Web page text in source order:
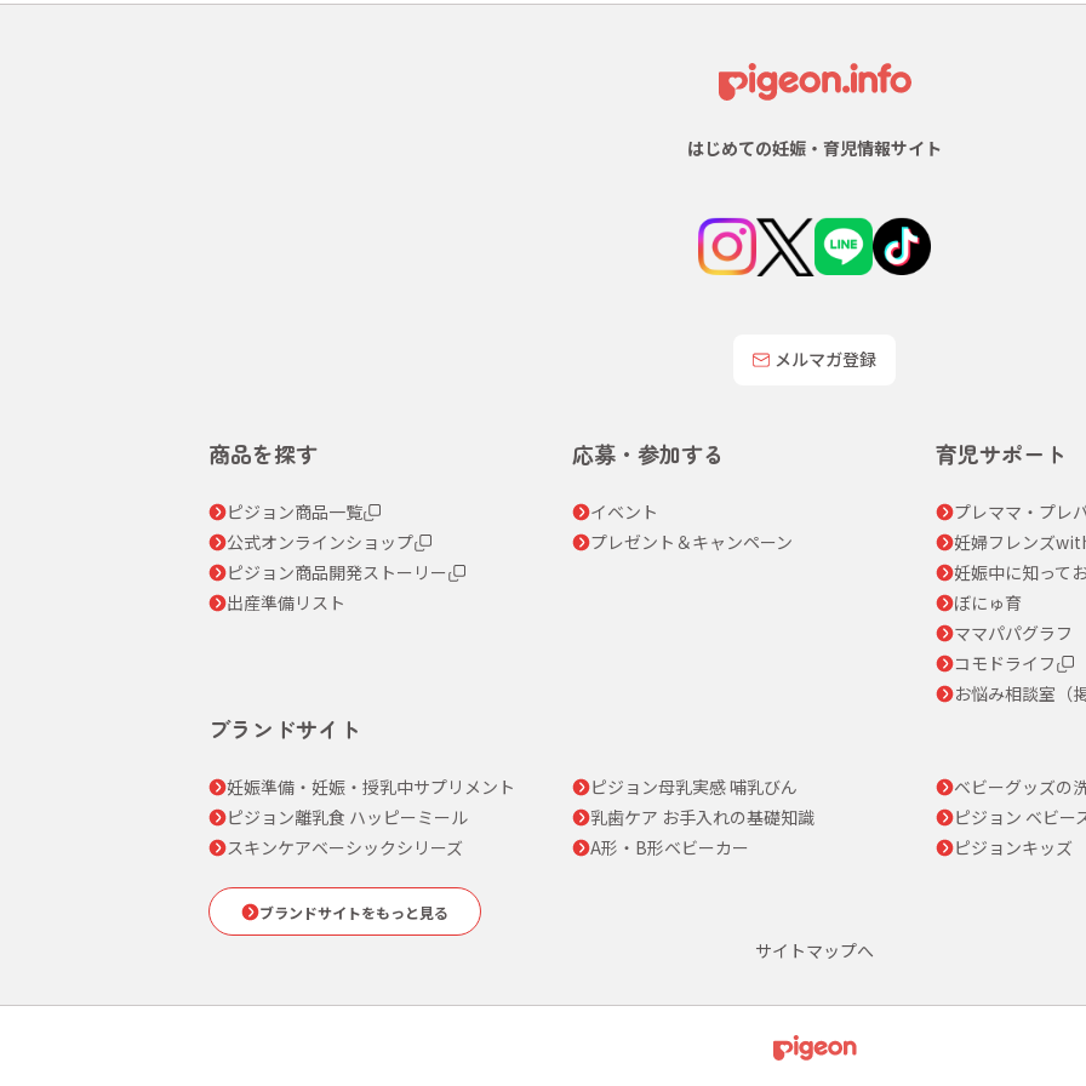
はじめての妊娠・育児情報サイト
メルマガ登録
商品を探す
ピジョン商品一覧
公式オンラインショップ
ピジョン商品開発ストーリー
出産準備リスト
応募・参加する
イベント
プレゼント＆キャンペーン
育児サポート
プレママ・プレ
妊婦フレンズ
妊娠中に知って
ぼにゅ育
ママパパグラフ
コモドライフ
お悩み相談室（
ブランドサイト
妊娠準備・妊娠・授乳中サプリメント ピジョン母乳実感 哺乳びん
ベビーグッズの
ピジョン離乳食 ハッピーミール
乳歯ケア お手入れの基礎知識
ピジョン ベビー
スキンケアベーシックシリーズ
A形・B形ベビーカー ピジョンキッズ
ブランドサイトをもっと見る
サイトマップへ